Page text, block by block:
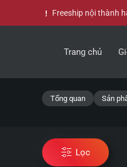
Freeship nội thành
Trang chủ
Tổng quan Sản
Lọc